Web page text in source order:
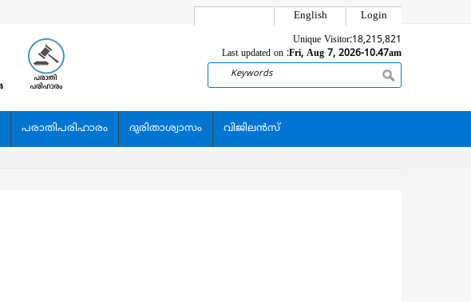
Login
English
Unique Visitor:18,215,821
Last updated on :Fri, Aug 7, 2026-10.47am
Search
പരാതിപരിഹാരം ദുരിതാശ്വാസം വിജിലന്‍സ്